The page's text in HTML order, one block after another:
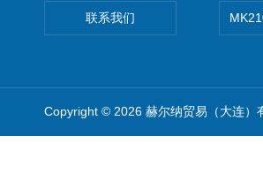
联系我们
Copyright © 2026 赫尔纳贸易（大连）